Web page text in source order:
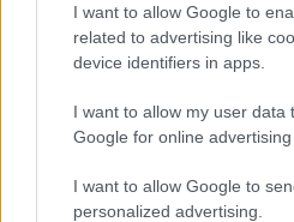
I want to allow Google to
related to advertising like
device identifiers in apps.
I want to allow my user data
Google for online advertising
I want to allow Google to
personalized advertising.
Asus Zenfone Pegasus 3